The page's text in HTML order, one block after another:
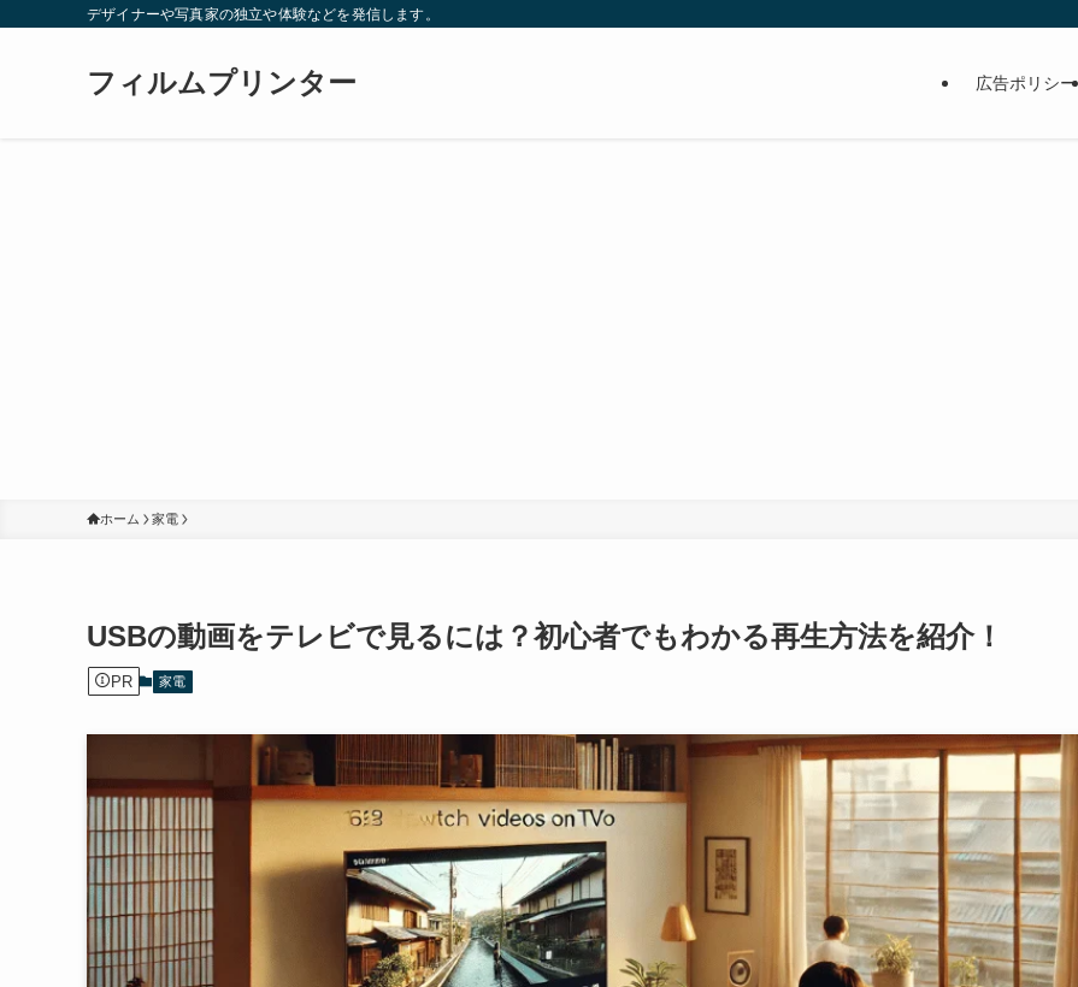
デザイナーや写真家の独立や体験などを発信します。
フィルムプリンター 広告ポリシー
ホーム 家電
USBの動画をテレビで見るには？初心者でもわかる再生方法を紹介！
PR 家電